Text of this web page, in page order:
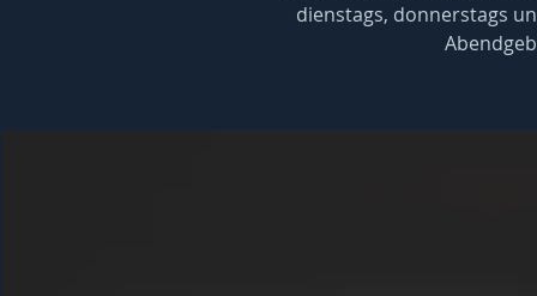
dienstags, donnerstags